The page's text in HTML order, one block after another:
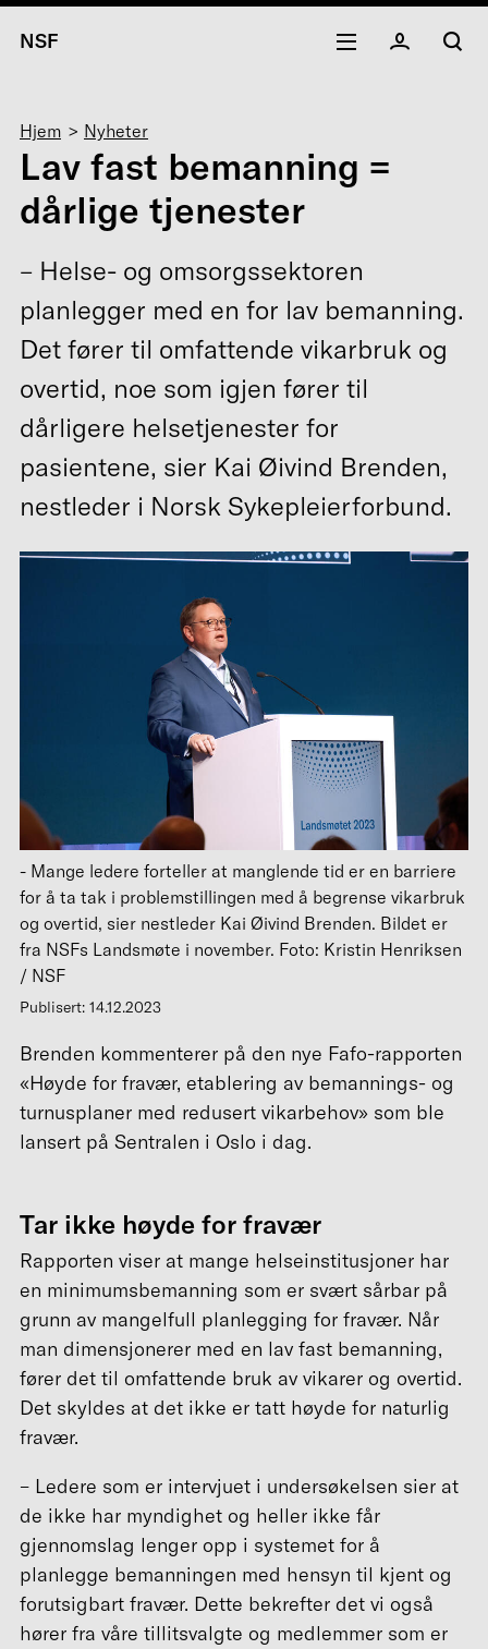
NSF
Navigasjonssti
Hjem Nyheter
Lav fast bemanning =
dårlige tjenester
– Helse- og omsorgssektoren
planlegger med en for lav bemanning.
Det fører til omfattende vikarbruk og
overtid, noe som igjen fører til
dårligere helsetjenester for
pasientene, sier Kai Øivind Brenden,
nestleder i Norsk Sykepleierforbund.
- Mange ledere forteller at manglende tid er en barriere
for å ta tak i problemstillingen med å begrense vikarbruk
og overtid, sier nestleder Kai Øivind Brenden. Bildet er
fra NSFs Landsmøte i november. Foto: Kristin Henriksen
/ NSF
Publisert: 14.12.2023
Brenden kommenterer på den nye Fafo-rapporten
«Høyde for fravær, etablering av bemannings- og
turnusplaner med redusert vikarbehov» som ble
lansert på Sentralen i Oslo i dag.
Tar ikke høyde for fravær
Rapporten viser at mange helseinstitusjoner har
en minimumsbemanning som er svært sårbar på
grunn av mangelfull planlegging for fravær. Når
man dimensjonerer med en lav fast bemanning,
fører det til omfattende bruk av vikarer og overtid.
Det skyldes at det ikke er tatt høyde for naturlig
fravær.
– Ledere som er intervjuet i undersøkelsen sier at
de ikke har myndighet og heller ikke får
gjennomslag lenger opp i systemet for å
planlegge bemanningen med hensyn til kjent og
forutsigbart fravær. Dette bekrefter det vi også
hører fra våre tillitsvalgte og medlemmer som er